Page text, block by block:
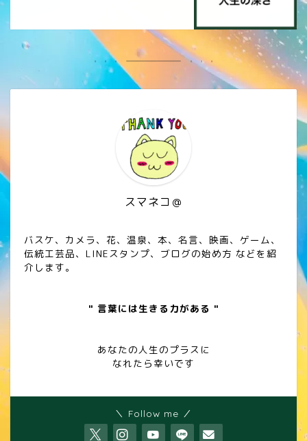
スマネコ＠
バスケ、カメラ、花、温泉、本、名言、映画、ゲーム、
伝統工芸品、LINEスタンプ、ブログの始め方 などを紹
介します。
" 言葉には生きる力がある "
あなたの人生のプラスに
なれたら幸いです
＼ Follow me ／